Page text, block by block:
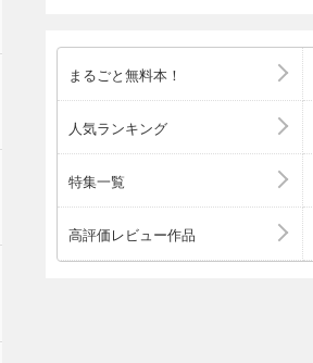
まるごと無料本！
人気ランキング
特集一覧
高評価レビュー作品